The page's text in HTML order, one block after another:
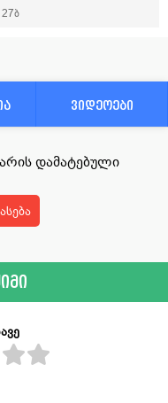
ვიდეოები
არის დამატებული